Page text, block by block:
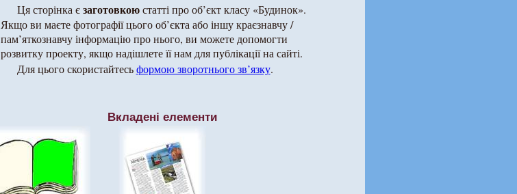
Ця сторінка єзаготовкоюстатті про об’єкт класу «Будинок».
Якщо ви маєте фотографії цього об’єкта або іншу краєзнавчу /
пам’яткознавчу інформацію про нього, ви можете допомогти
розвитку проекту, якщо надішлете її нам для публікації на сайті.
Для цього скористайтесьформою зворотнього зв’язку.
Вкладені елементи